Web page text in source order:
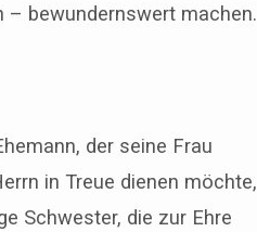
– bewundernswert machen.
der seine Frau
in Treue dienen möchte,
Schwester, die zur Ehre